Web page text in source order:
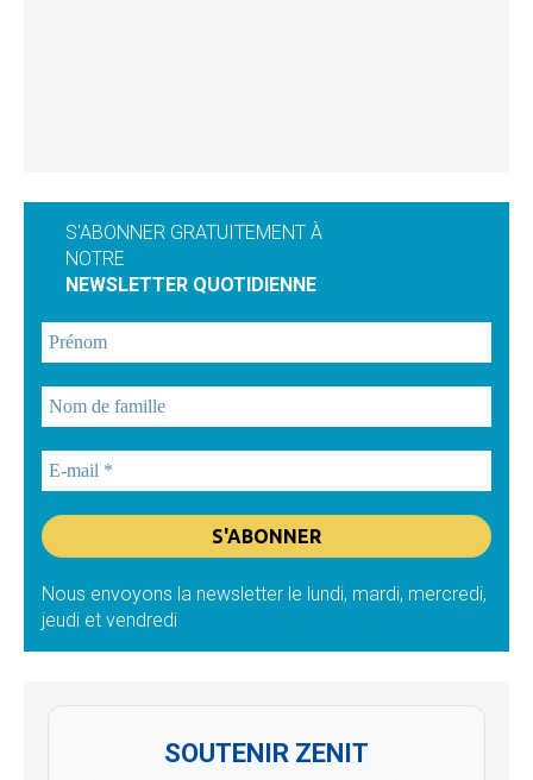
S'ABONNER GRATUITEMENT À
NOTRE
NEWSLETTER QUOTIDIENNE
Nous envoyons la newsletter le lundi, mardi, mercredi,
jeudi et vendredi
SOUTENIR ZENIT